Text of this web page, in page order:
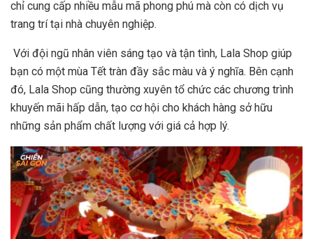
chỉ cung cấp nhiều mẫu mã phong phú mà còn có dịch vụ
trang trí tại nhà chuyên nghiệp.
Với đội ngũ nhân viên sáng tạo và tận tình, Lala Shop giúp
bạn có một mùa Tết tràn đầy sắc màu và ý nghĩa. Bên cạnh
đó, Lala Shop cũng thường xuyên tổ chức các chương trình
khuyến mãi hấp dẫn, tạo cơ hội cho khách hàng sở hữu
những sản phẩm chất lượng với giá cả hợp lý.